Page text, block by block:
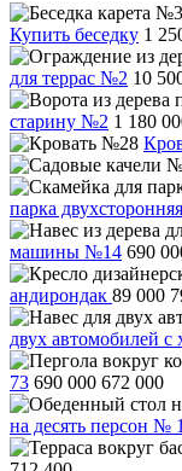
Купить беседку 1
для террас №2 10
старину №2 1 180
парка
машины №14 690
андирондак 89 000
двух автомобилей
73 690 000 672 000
на десять персон №